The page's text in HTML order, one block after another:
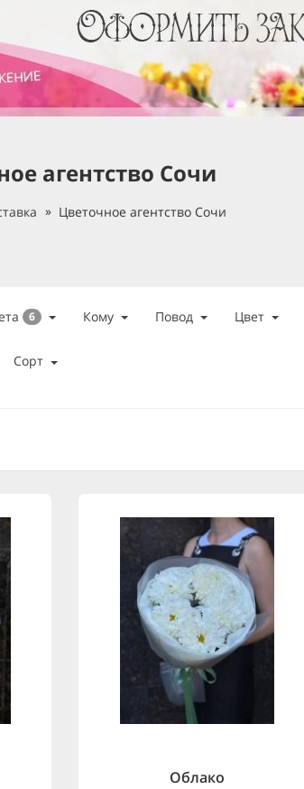
агентство Сочи
Цветочное агентство Сочи
6 Кому Повод Цвет
Сорт
Облако